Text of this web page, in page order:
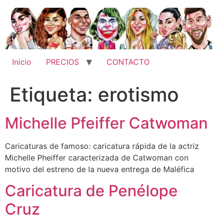
contenido
Inicio PRECIOS CONTACTO
Etiqueta: erotismo
Michelle Pfeiffer Catwoman
Caricaturas de famoso: caricatura rápida de la actriz
Michelle Pheiffer caracterizada de Catwoman con
motivo del estreno de la nueva entrega de Maléfica
Caricatura de Penélope
Cruz